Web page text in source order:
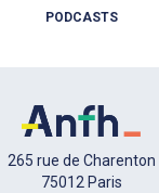
PODCASTS
265 rue de Charenton
75012 Paris